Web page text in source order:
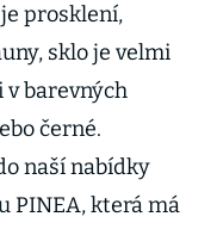
prosklení,
sklo je velmi
v barevných
černé.
naší nabídky
PINEA, která má